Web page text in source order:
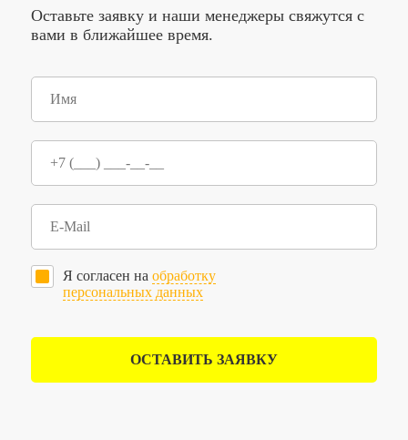
Оставьте заявку и наши менеджеры свяжутся с
вами в ближайшее время.
Я согласен на обработку
персональных данных
ОСТАВИТЬ ЗАЯВКУ